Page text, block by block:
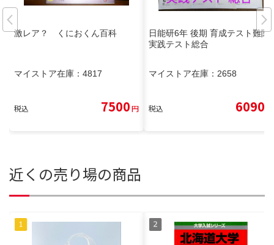
激レア？ くにおくん百科
マイストア在庫： 4817
税込 7500円
日能研6年 後期 育成テスト難関
実践テスト総合
マイストア在庫： 2658
税込 6090
近くの売り場の商品